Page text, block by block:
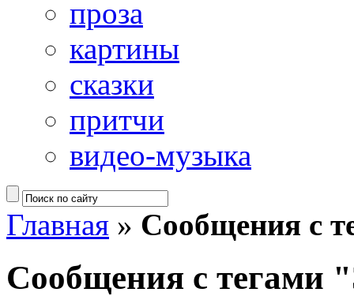
проза
картины
сказки
притчи
видео-музыка
Главная » Сообщения с
Сообщения с тегами